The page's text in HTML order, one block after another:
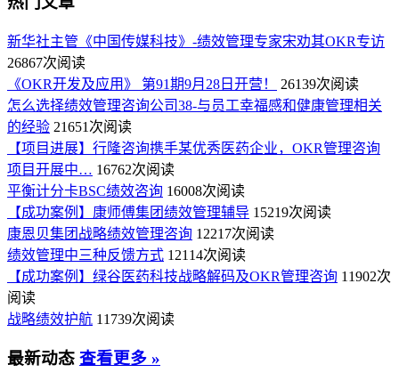
新华社主管《中国传媒科技》-绩效管理专家宋劝其OKR专访
26867次阅读
《OKR开发及应用》 第91期9月28日开营！
26139次阅读
怎么选择绩效管理咨询公司38-与员工幸福感和健康管理相关
的经验 21651次阅读
【项目进展】行隆咨询携手某优秀医药企业，OKR管理咨询
项目开展中… 16762次阅读
平衡计分卡BSC绩效咨询 16008次阅读
【成功案例】康师傅集团绩效管理辅导 15219次阅读
康恩贝集团战略绩效管理咨询 12217次阅读
绩效管理中三种反馈方式 12114次阅读
【成功案例】绿谷医药科技战略解码及OKR管理咨询 11902次
阅读
战略绩效护航 11739次阅读
最新动态 查看更多 »